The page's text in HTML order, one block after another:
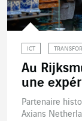
ICT
Au
une
Partenaire
Axians